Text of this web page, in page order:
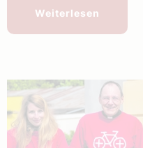
Weiterlesen